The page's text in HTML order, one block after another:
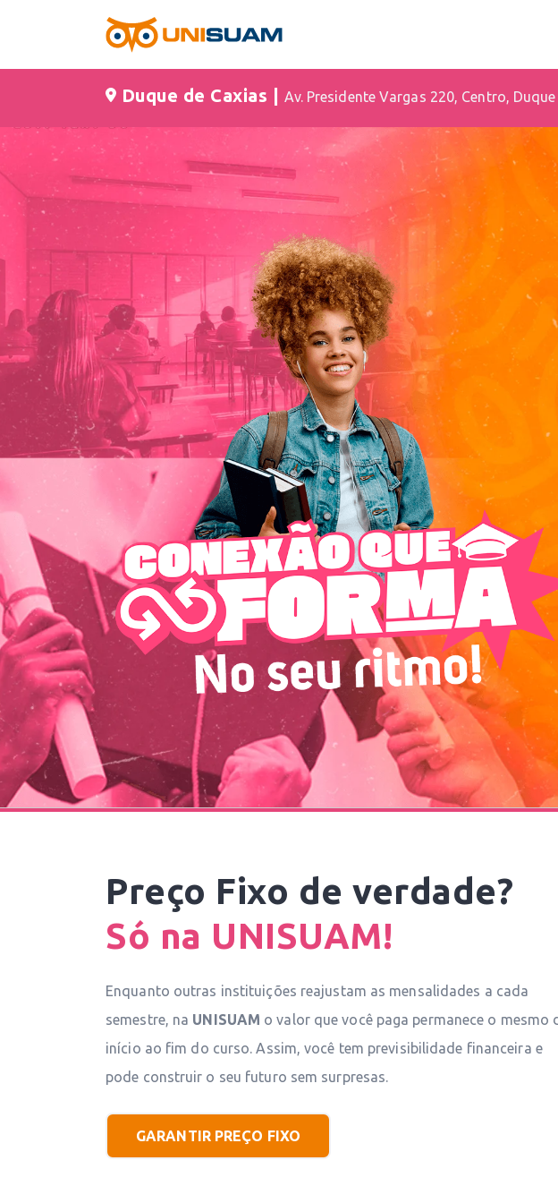
Duque de Caxias | Av. Presidente Vargas 220, Centro, Duque
Preço Fixo de verdade?
Só na UNISUAM!
Enquanto outras instituições reajustam as mensalidades a cada
semestre, na UNISUAM o valor que você paga permanece o mesmo
início ao fim do curso. Assim, você tem previsibilidade financeira e
pode construir o seu futuro sem surpresas.
GARANTIR PREÇO FIXO